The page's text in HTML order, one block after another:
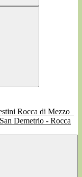
San Demetrio - Rocca